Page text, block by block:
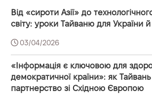
Від «сироти Азії» до
світу: уроки Тайваню для України
03/04/2026
«Інформація є ключовою для
демократичної країни»: як
партнерство зі Східною Європою